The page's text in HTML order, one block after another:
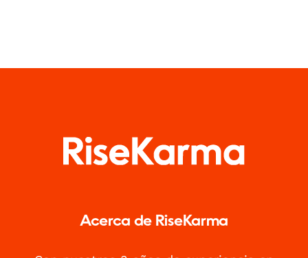
Acerca de RiseKarma